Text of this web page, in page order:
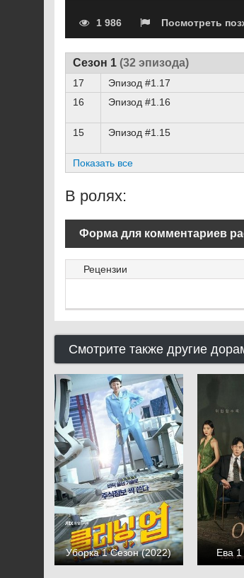
1 986 Посмотреть
Сезон 1 (32 эпизода)
17 Эпизод #1.17
16
Эпизод #1.16
15
Эпизод #1.15
Показать все
В ролях:
Форма для комментариев
Рецензии
Смотрите также другие
Уборка 1 Сезон (2022) Ева